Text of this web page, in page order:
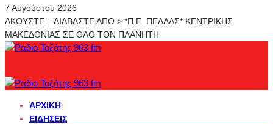
7 Αυγούστου 2026
ΑΚΟΥΣΤΕ – ΔΙΑΒΑΣΤΕ ΑΠΟ > *Π.Ε. ΠΕΛΛΑΣ* ΚΕΝΤΡΙΚΗΣ
ΜΑΚΕΔΟΝΙΑΣ ΣΕ ΟΛΟ ΤΟΝ ΠΛΑΝΗΤΗ
ΑΡΧΙΚΉ
ΕΙΔΉΣΕΙΣ